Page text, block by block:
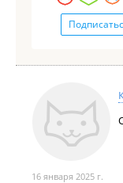
16 января 2025 г.